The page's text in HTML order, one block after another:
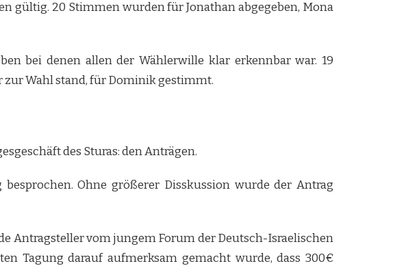
gültig. 20 Stimmen wurden für Jonathan abgegeben, Mona
bei denen allen der Wählerwille klar erkennbar war. 19
Wahl stand, für Dominik gestimmt.
des Sturas: den Anträgen.
Ohne größerer Disskussion wurde der Antrag
Antragsteller vom jungem Forum der Deutsch-Israelischen
Tagung darauf aufmerksam gemacht wurde, dass 300€